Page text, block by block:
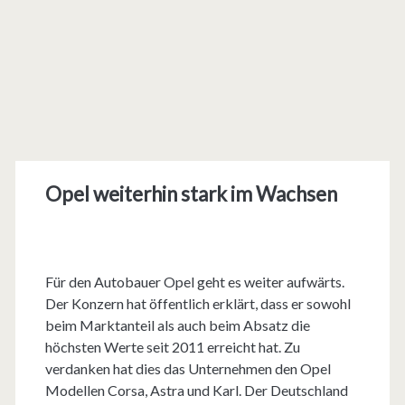
Opel weiterhin stark im Wachsen
Für den Autobauer Opel geht es weiter aufwärts.
Der Konzern hat öffentlich erklärt, dass er sowohl
beim Marktanteil als auch beim Absatz die
höchsten Werte seit 2011 erreicht hat. Zu
verdanken hat dies das Unternehmen den Opel
Modellen Corsa, Astra und Karl. Der Deutschland